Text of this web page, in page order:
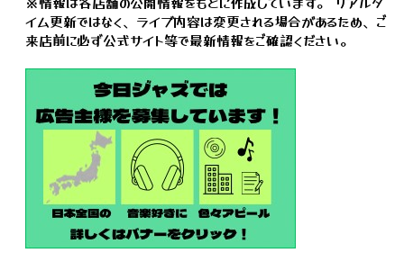
イム更新ではなく、ライブ内容は変更される場合があるため、ご
来店前に必ず公式サイト等で最新情報をご確認ください。